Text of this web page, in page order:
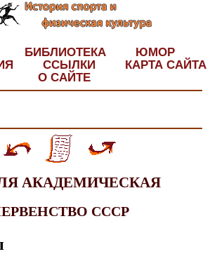
БИБЛИОТЕКА
ЮМОР
ССЫЛКИ
КАРТА САЙТА
О САЙТЕ
АКАДЕМИЧЕСКАЯ
СССР